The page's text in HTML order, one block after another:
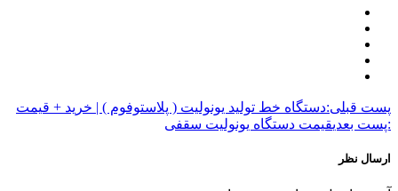
پست قبلی:دستگاه خط تولید یونولیت ( پلاستوفوم ) | خرید + قیمت
:پست بعدیقیمت دستگاه یونولیت سقفی
ارسال نظر